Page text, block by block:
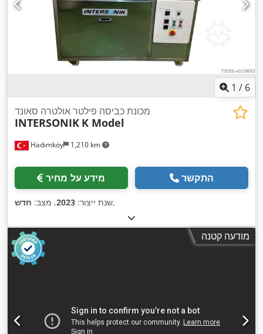
1 / 6
Hadımköy 1,210 km
מכונת כביסה פילטר אולטרה סאונד
INTERSONIK K Model
מידע על מחיר התקשר
שנת ייצור: 2023, מצב: חדש ,
מודעה קטנה